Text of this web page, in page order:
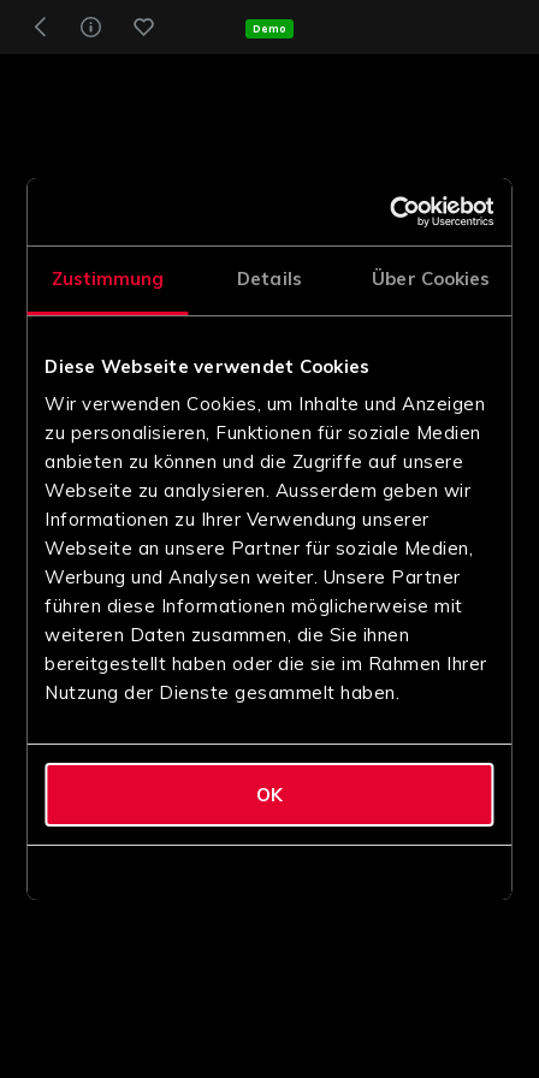
Zustimmung Details Über Cookies
Diese Webseite verwendet Cookies
Wir verwenden Cookies, um Inhalte und Anzeigen
zu personalisieren, Funktionen für soziale Medien
anbieten zu können und die Zugriffe auf unsere
Webseite zu analysieren. Ausserdem geben wir
Informationen zu Ihrer Verwendung unserer
Webseite an unsere Partner für soziale Medien,
Werbung und Analysen weiter. Unsere Partner
führen diese Informationen möglicherweise mit
weiteren Daten zusammen, die Sie ihnen
bereitgestellt haben oder die sie im Rahmen Ihrer
Nutzung der Dienste gesammelt haben.
OK
Demo